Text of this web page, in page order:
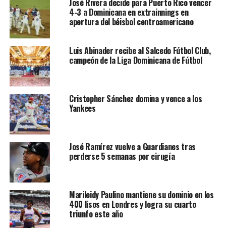
José Rivera decide para Puerto Rico vencer
4-3 a Dominicana en extrainnings en
apertura del béisbol centroamericano
Luis Abinader recibe al Salcedo Fútbol Club,
campeón de la Liga Dominicana de Fútbol
Cristopher Sánchez domina y vence a los
Yankees
José Ramírez vuelve a Guardianes tras
perderse 5 semanas por cirugía
Marileidy Paulino mantiene su dominio en los
400 lisos en Londres y logra su cuarto
triunfo este año